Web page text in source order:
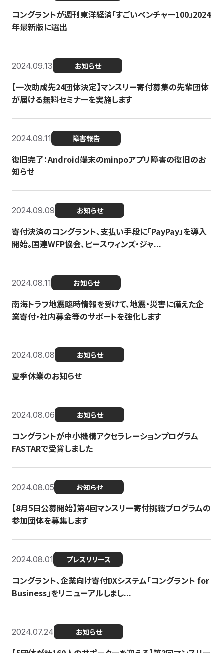
コングラントが週刊東洋経済「すごいベンチャー100」2024
年最新版に選出
2024.09.13 お知らせ
【一次助成先24団体決定】マンスリー寄付募集の先輩団体
が届ける無料セミナーを実施します
2024.09.11 障害報告
復旧完了：Android端末のminpoアプリ障害の復旧のお
知らせ
2024.09.09 お知らせ
寄付決済のコングラント、支払い手段に「PayPay」を導入
開始。国連WFP協会、ピースウィンズ・ジャ...
2024.08.11 お知らせ
南海トラフ地震臨時情報を受けて、地震・災害に備えた企
業寄付・社内募金等のサポートを強化します
2024.08.08 お知らせ
夏季休業のお知らせ
2024.08.06 お知らせ
コングラントが中小機構アクセラレーションプログラム
FASTARで受賞しました
2024.08.05 お知らせ
【8月5日公募開始】第4回マンスリー寄付挑戦プログラムの
参加団体を募集します
2024.08.01 プレスリリース
コングラント、企業向け寄付DXシステム「コングラント for
Business」をリニューアルしまし...
2024.07.24 お知らせ